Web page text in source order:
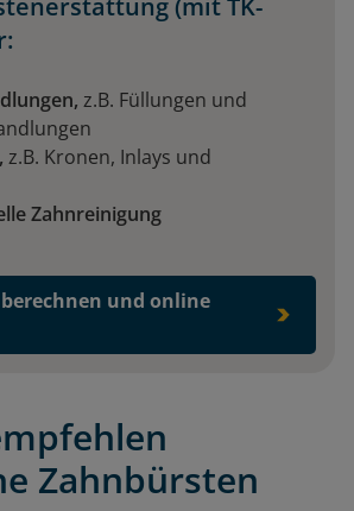
(mit TK-
z.B. Füllungen und
z.B. Kronen, Inlays und
Zahnreinigung
und online
Zahnbürsten